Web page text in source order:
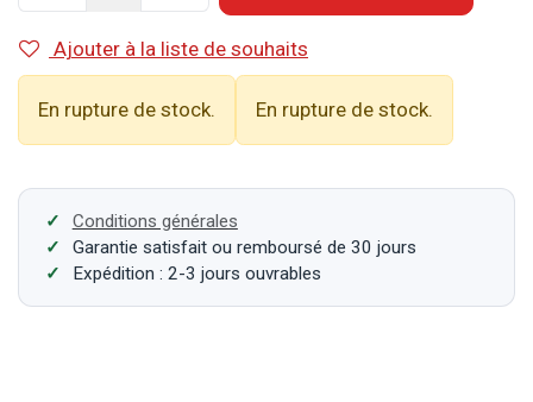
Ajouter à la liste de souhaits
En rupture de stock. En rupture de stock.
Conditions générales
Garantie satisfait ou remboursé de 30 jours
Expédition : 2-3 jours ouvrables